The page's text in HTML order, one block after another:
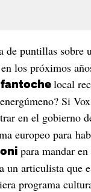
de puntillas sobre
los próximos
fantoche local
Si
en el gobierno
europeo para
para mandar
un articulista que
programa